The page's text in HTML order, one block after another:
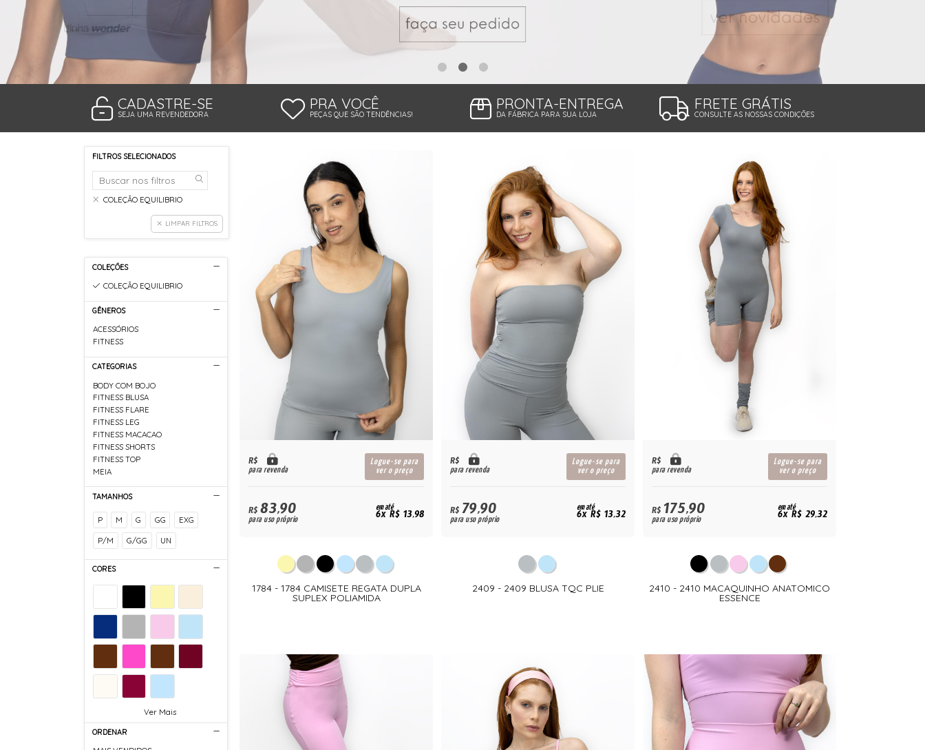
TANGA MICROFIBRA E RENDA
TANGA MODAL
TANGA VISCO
TANGAO COTTON
TANGAO MICRO E RENDA
TANGAO MICROFIBRA
CADASTRE-SE
SEJA UMA REVENDEDORA
PRA VOCÊ
PEÇAS QUE SÃO TENDÊNCIAS!
PRONTA-ENTREGA
DA FÁBRICA PARA SUA LOJA
FRETE GRÁTIS
CONSULTE AS NOSSAS CONDIÇÕES
FILTROS SELECIONADOS
COLEÇÃO EQUILIBRIO
LIMPAR FILTROS
COLEÇÕES
COLEÇÃO EQUILIBRIO
GÊNEROS
ACESSÓRIOS
FITNESS
CATEGORIAS
BODY COM BOJO
FITNESS BLUSA
FITNESS FLARE
FITNESS LEG
FITNESS MACACAO
FITNESS SHORTS
FITNESS TOP
MEIA
TAMANHOS
P M G GG EXG
P/M G/GG UN
CORES
Ver Mais
ORDENAR
R$
para revenda
Logue-se para
ver o preço
R$83,90
para uso próprio
em até
6x R$ 13,98
1784 - 1784 CAMISETE REGATA DUPLA
SUPLEX POLIAMIDA
R$
para revenda
Logue-se para
ver o preço
R$79,90
para uso próprio
em até
6x R$ 13,32
2409 - 2409 BLUSA TQC PLIE
R$
para revenda
Logue-se para
ver o preço
R$175,90
para uso próprio
em até
6x R$ 29,32
2410 - 2410 MACAQUINHO ANATOMICO
ESSENCE